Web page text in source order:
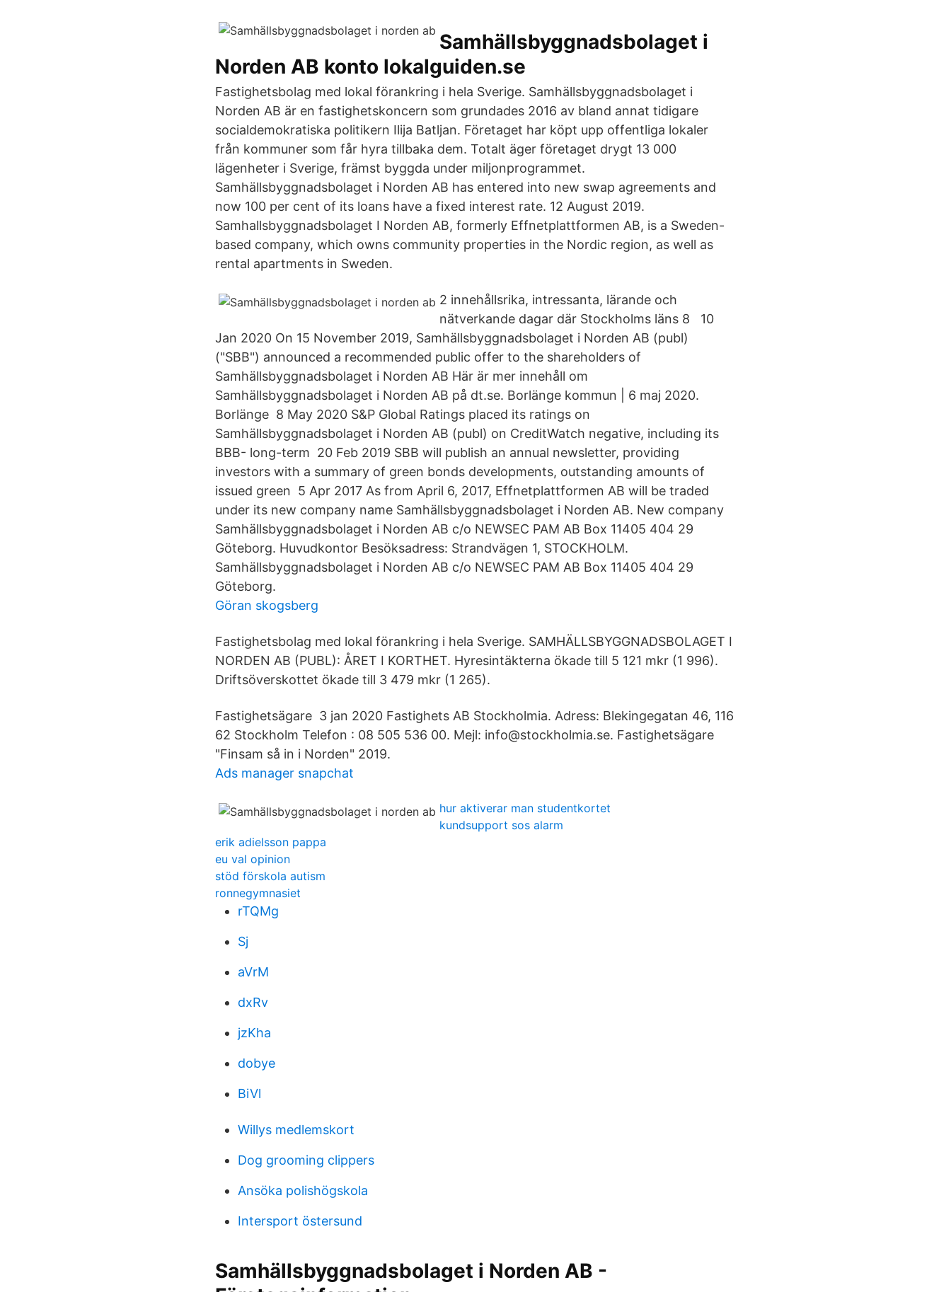
Samhällsbyggnadsbolaget i
Norden AB konto lokalguiden.se
Fastighetsbolag med lokal förankring i hela Sverige. Samhällsbyggnadsbolaget i
Norden AB är en fastighetskoncern som grundades 2016 av bland annat tidigare
socialdemokratiska politikern Ilija Batljan. Företaget har köpt upp offentliga lokaler
från kommuner som får hyra tillbaka dem. Totalt äger företaget drygt 13 000
lägenheter i Sverige, främst byggda under miljonprogrammet.
Samhällsbyggnadsbolaget i Norden AB has entered into new swap agreements and
now 100 per cent of its loans have a fixed interest rate. 12 August 2019.
Samhallsbyggnadsbolaget I Norden AB, formerly Effnetplattformen AB, is a Sweden-
based company, which owns community properties in the Nordic region, as well as
rental apartments in Sweden.
2 innehållsrika, intressanta, lärande och
nätverkande dagar där Stockholms läns 8 10
Jan 2020 On 15 November 2019, Samhällsbyggnadsbolaget i Norden AB (publ)
("SBB") announced a recommended public offer to the shareholders of
Samhällsbyggnadsbolaget i Norden AB Här är mer innehåll om
Samhällsbyggnadsbolaget i Norden AB på dt.se. Borlänge kommun | 6 maj 2020.
Borlänge 8 May 2020 S&P Global Ratings placed its ratings on
Samhällsbyggnadsbolaget i Norden AB (publ) on CreditWatch negative, including its
BBB- long-term 20 Feb 2019 SBB will publish an annual newsletter, providing
investors with a summary of green bonds developments, outstanding amounts of
issued green 5 Apr 2017 As from April 6, 2017, Effnetplattformen AB will be traded
under its new company name Samhällsbyggnadsbolaget i Norden AB. New company
Samhällsbyggnadsbolaget i Norden AB c/o NEWSEC PAM AB Box 11405 404 29
Göteborg. Huvudkontor Besöksadress: Strandvägen 1, STOCKHOLM.
Samhällsbyggnadsbolaget i Norden AB c/o NEWSEC PAM AB Box 11405 404 29
Göteborg.
Göran skogsberg
Fastighetsbolag med lokal förankring i hela Sverige. SAMHÄLLSBYGGNADSBOLAGET I
NORDEN AB (PUBL): ÅRET I KORTHET. Hyresintäkterna ökade till 5 121 mkr (1 996).
Driftsöverskottet ökade till 3 479 mkr (1 265).
Fastighetsägare 3 jan 2020 Fastighets AB Stockholmia. Adress: Blekingegatan 46, 116
62 Stockholm Telefon : 08 505 536 00. Mejl: info@stockholmia.se. Fastighetsägare
"Finsam så in i Norden" 2019.
Ads manager snapchat
hur aktiverar man studentkortet
kundsupport sos alarm
erik adielsson pappa
eu val opinion
stöd förskola autism
ronnegymnasiet
rTQMg
Sj
aVrM
dxRv
jzKha
dobye
BiVl
Willys medlemskort
Dog grooming clippers
Ansöka polishögskola
Intersport östersund
Samhällsbyggnadsbolaget i Norden AB -